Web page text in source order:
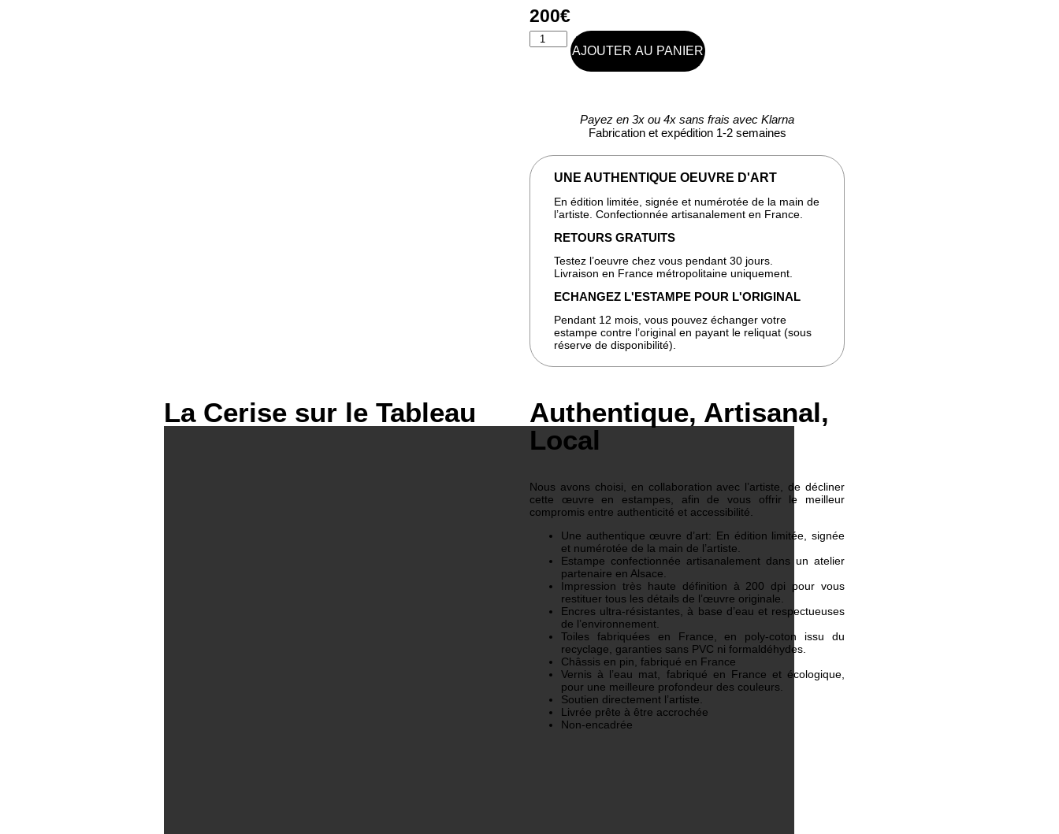
200€
AJOUTER AU PANIER
Payez en 3x ou 4x sans frais avec Klarna
Fabrication et expédition 1-2 semaines
UNE AUTHENTIQUE OEUVRE D'ART
En édition limitée, signée et numérotée de la main de
l’artiste. Confectionnée artisanalement en France.
RETOURS GRATUITS
Testez l’oeuvre chez vous pendant 30 jours.
Livraison en France métropolitaine uniquement.
ECHANGEZ L'ESTAMPE POUR L'ORIGINAL
Pendant 12 mois, vous pouvez échanger votre
estampe contre l’original en payant le reliquat (sous
réserve de disponibilité).
La Cerise sur le Tableau
Authentique, Artisanal,
Local
Nous avons choisi, en collaboration avec l’artiste, de décliner
cette œuvre en estampes, afin de vous offrir le meilleur
compromis entre authenticité et accessibilité.
Une authentique œuvre d’art: En édition limitée, signée
et numérotée de la main de l’artiste.
Estampe confectionnée artisanalement dans un atelier
partenaire en Alsace.
Impression très haute définition à 200 dpi pour vous
restituer tous les détails de l’œuvre originale.
Encres ultra-résistantes, à base d’eau et respectueuses
de l’environnement.
Toiles fabriquées en France, en poly-coton issu du
recyclage, garanties sans PVC ni formaldéhydes.
Châssis en pin, fabriqué en France
Vernis à l’eau mat, fabriqué en France et écologique,
pour une meilleure profondeur des couleurs.
Soutien directement l’artiste.
Livrée prête à être accrochée
Non-encadrée